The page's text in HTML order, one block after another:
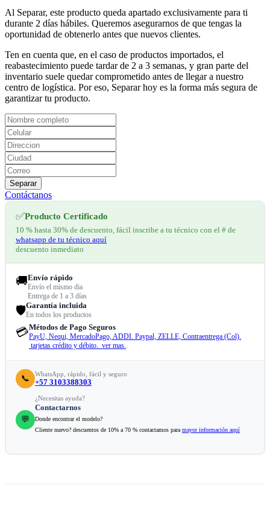
Al Separar, este producto queda apartado exclusivamente para ti
durante 2 días hábiles. Queremos asegurarnos de que tengas la
oportunidad de obtenerlo antes que nuevos clientes.
Ten en cuenta que, en el caso de productos importados, el
reabastecimiento puede tardar de 2 a 3 semanas, y gran parte del
inventario suele quedar comprometido antes de llegar a nuestro
centro de logística. Por eso, Separar hoy es la forma más segura de
garantizar tu producto.
Separar
Contáctanos
✅Producto Certificado
10 % hasta 30% de descuento, fácil inscribe a tu técnico con el # de
whatsapp de tu técnico aquí
descuento inmediato
🚚Envío rápido
Envío el mismo dia
Entrega de 1 a 3 días
🛡️Garantía incluida
En todos los productos
💳Métodos de Pago Seguros
PayU, Nequi, MercadoPago, ADDI. Paypal, ZELLE, Contraentrega (Col).
tarjetas crédito y débito. ver mas..
📞 WhatsApp, rápido, fácil y seguro
+57 3103388303
💬
¿Necesitas ayuda?
Contactarnos
Donde encontrar el modelo?
Cliente nuevo? descuentos de 10% a 70 % contactamos para mayor información aquí